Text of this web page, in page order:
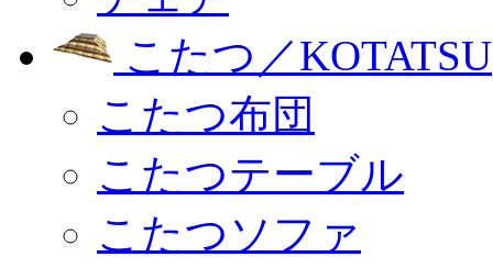
こたつ／KOTATSU
こたつ布団
こたつテーブル
こたつソファ